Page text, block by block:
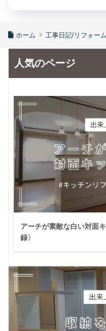
ホーム 工事日記/リフォーム
人気のページ
アーチが素敵な白い対面
録〉